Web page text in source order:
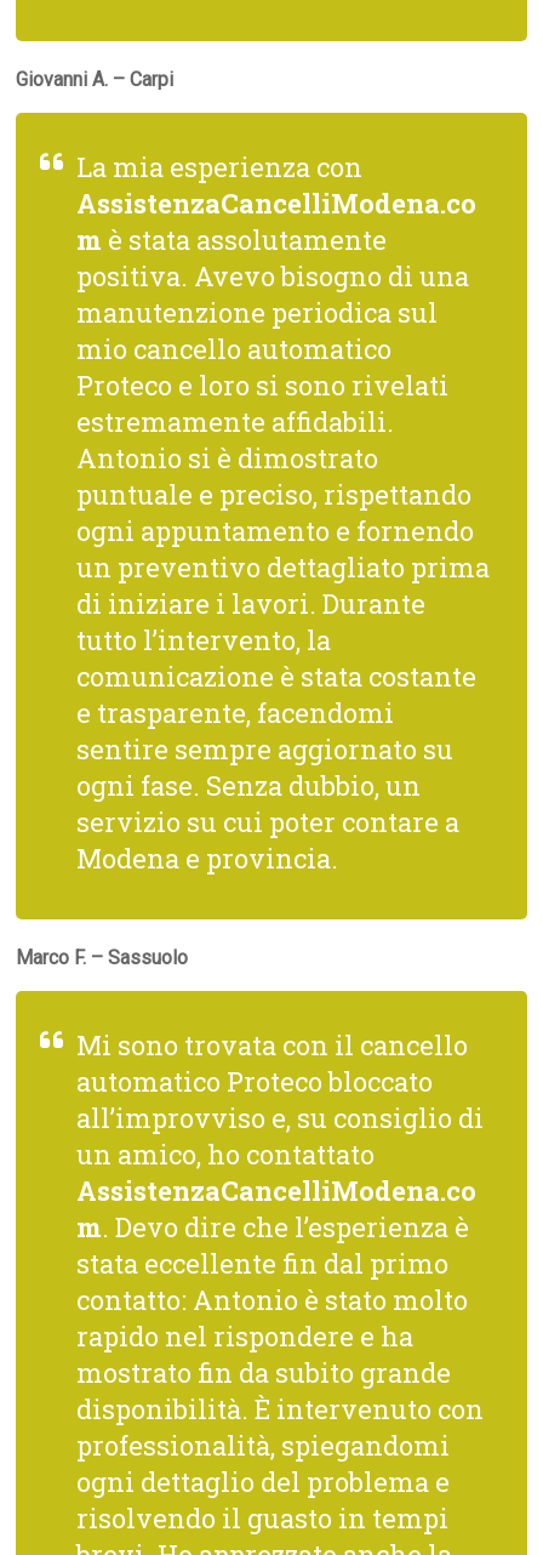
Giovanni A. – Carpi
La mia esperienza con
AssistenzaCancelliModena.co
m è stata assolutamente
positiva. Avevo bisogno di una
manutenzione periodica sul
mio cancello automatico
Proteco e loro si sono rivelati
estremamente affidabili.
Antonio si è dimostrato
puntuale e preciso, rispettando
ogni appuntamento e fornendo
un preventivo dettagliato prima
di iniziare i lavori. Durante
tutto l’intervento, la
comunicazione è stata costante
e trasparente, facendomi
sentire sempre aggiornato su
ogni fase. Senza dubbio, un
servizio su cui poter contare a
Modena e provincia.
Marco F. – Sassuolo
Mi sono trovata con il cancello
automatico Proteco bloccato
all’improvviso e, su consiglio di
un amico, ho contattato
AssistenzaCancelliModena.co
m. Devo dire che l’esperienza è
stata eccellente fin dal primo
contatto: Antonio è stato molto
rapido nel rispondere e ha
mostrato fin da subito grande
disponibilità. È intervenuto con
professionalità, spiegandomi
ogni dettaglio del problema e
risolvendo il guasto in tempi